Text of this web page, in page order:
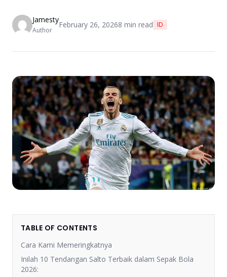
Jamesty
Author
February 26, 20268 min read ID
TABLE OF CONTENTS
Cara Kami Memeringkatnya
Inilah 10 Tendangan Salto Terbaik dalam Sepak Bola
2026: